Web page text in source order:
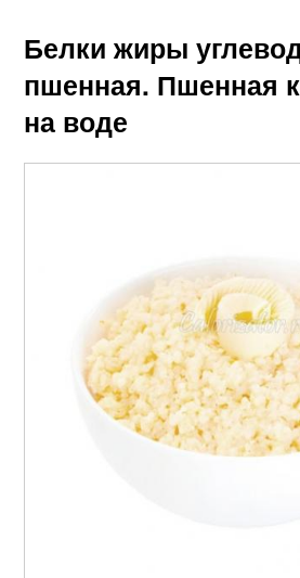
Белки жиры
пшенная. Пшенная
на воде